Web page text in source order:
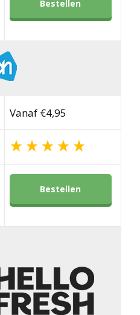
Bestellen
Vanaf €4,95
Bestellen